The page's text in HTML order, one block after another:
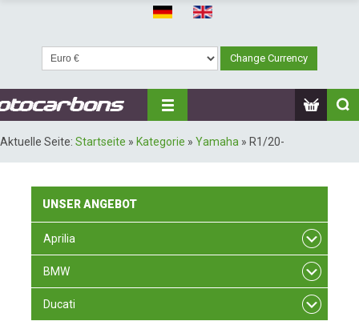
Aktuelle Seite: Startseite » Kategorie » Yamaha » R1/20-
UNSERANGEBOT
Aprilia
BMW
Ducati